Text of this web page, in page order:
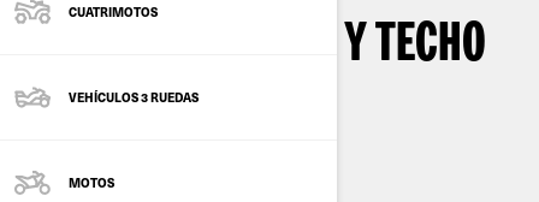
CUATRIMOTOS
VEHÍCULOS 3 RUEDAS
MOTOS
SISTEMA DE AUDIO Y TECHO
DE AUDIO
mayo 2024